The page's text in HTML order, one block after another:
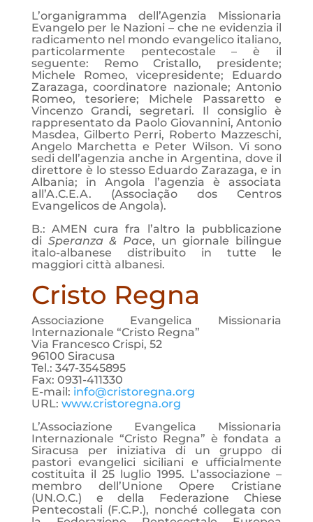
L’organigramma dell’Agenzia Missionaria
Evangelo per le Nazioni – che ne evidenzia il
radicamento nel mondo evangelico italiano,
particolarmente pentecostale – è il
seguente: Remo Cristallo, presidente;
Michele Romeo, vicepresidente; Eduardo
Zarazaga, coordinatore nazionale; Antonio
Romeo, tesoriere; Michele Passaretto e
Vincenzo Grandi, segretari. Il consiglio è
rappresentato da Paolo Giovannini, Antonio
Masdea, Gilberto Perri, Roberto Mazzeschi,
Angelo Marchetta e Peter Wilson. Vi sono
sedi dell’agenzia anche in Argentina, dove il
direttore è lo stesso Eduardo Zarazaga, e in
Albania; in Angola l’agenzia è associata
all’A.C.E.A. (Associação dos Centros
Evangelicos de Angola).
B.: AMEN cura fra l’altro la pubblicazione
di Speranza & Pace, un giornale bilingue
italo-albanese distribuito in tutte le
maggiori città albanesi.
Cristo Regna
Associazione Evangelica Missionaria
Internazionale “Cristo Regna”
Via Francesco Crispi, 52
96100 Siracusa
Tel.: 347-3545895
Fax: 0931-411330
E-mail: info@cristoregna.org
URL: www.cristoregna.org
L’Associazione Evangelica Missionaria
Internazionale “Cristo Regna” è fondata a
Siracusa per iniziativa di un gruppo di
pastori evangelici siciliani e ufficialmente
costituita il 25 luglio 1995. L’associazione –
membro dell’Unione Opere Cristiane
(UN.O.C.) e della Federazione Chiese
Pentecostali (F.C.P.), nonché collegata con